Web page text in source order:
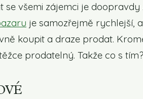
všemi zájemci je
je samozřejmě rychlejší,
koupit a draze prodat.
prodatelný. Takže co s tím?